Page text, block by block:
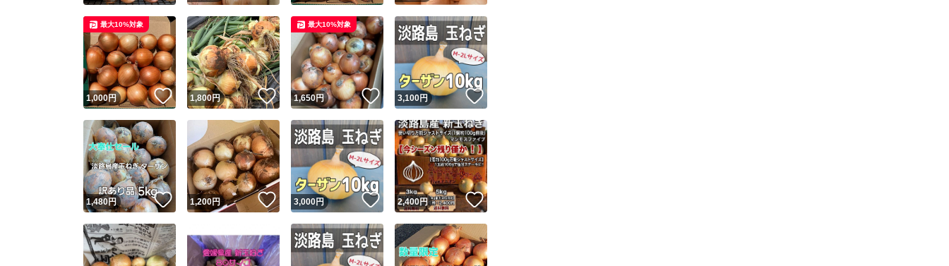
Yahoo!フリマが定めた一定の基準を満たしたユーザーにバッジを付与しています
安心取引出品者
安心取引出品者 Yahoo!フリマの基準をクリアした安心・安全なユーザーです
取引実績
取引実績◯+ このユーザーはYahoo!フリマの取引を完了させた実績があります
他フリマ実績◯+ このユーザーは他フリマサービスでの取引実績があります
スピード&安心発送
※このバッジは実績に基づく表示であり、発送を保証しているものではありません
この商品の情報をコピーします
商品画像の無断転載は禁止されています
コピーは1商品につき1回です
出品ページへ
キャンセル
1,000円 いいね！
最大10%対象
1,800円 いいね！
1,650円 いいね！
最大10%対象
3,100円 いいね！
1,480円 いいね！
1,200円 いいね！
3,000円 いいね！
2,400円 いいね！